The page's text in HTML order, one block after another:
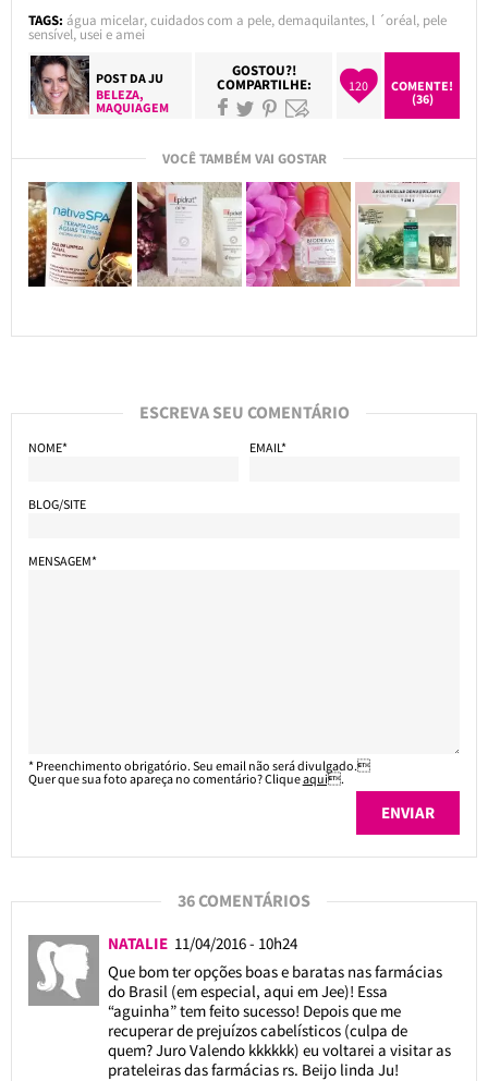
TAGS: água micelar,cuidados com a pele,demaquilantes, l ´oréal, pele
sensível,usei e amei
POST DAJU
BELEZA,
MAQUIAGEM
GOSTOU?!
COMPARTILHE: 120
COMENTE!
(36)
VOCÊ TAMBÉM VAI GOSTAR
ESCREVA SEU COMENTÁRIO
NOME* EMAIL*
BLOG/SITE
MENSAGEM*
* Preenchimento obrigatório. Seu email não será divulgado.
Quer que sua foto apareça no comentário? Cliqueaqui.
36 COMENTÁRIOS
NATALIE 11/04/2016 - 10h24
Que bom ter opções boas e baratas nas farmácias
do Brasil (em especial, aqui em Jee)! Essa
“aguinha” tem feito sucesso! Depois que me
recuperar de prejuízos cabelísticos (culpa de
quem? Juro Valendo kkkkkk) eu voltarei a visitar as
prateleiras das farmácias rs. Beijo linda Ju!